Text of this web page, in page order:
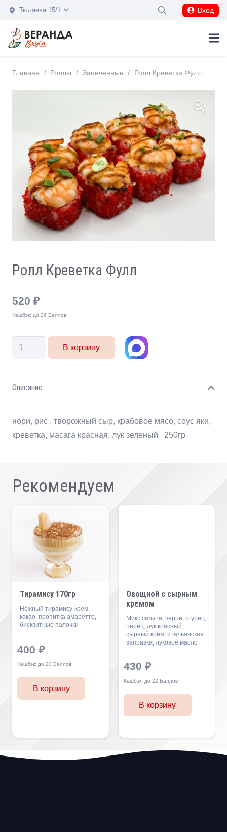
Тюляева 15/1 Вход
Главная / Роллы / Запеченные / Ролл Креветка Фулл
Ролл Креветка Фулл
520 ₽
Кешбэк: до 26 Баллов
Количество
Ролл
Креветка
В корзину
Описание
нори, рис , творожный сыр, крабовое мясо, соус яки,
креветка, масага красная, лук зеленый 250гр
Рекомендуем
Тирамису 170гр
Нежный тирамису-крем,
какао, пропитка амаретто,
бисквитные палочки
400₽
Кешбэк: до 20 Баллов
В корзину
Овощной с сырным
кремом
Микс салата, черри, огурец,
перец, лук красный,
сырный крем, итальянская
заправка, луковое масло
430 ₽
Кешбэк: до 22 Баллов
В корзину